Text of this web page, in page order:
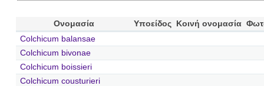
Ονομασία Υποείδος Κοινή ονομασία
Colchicum balansae
Colchicum bivonae
Colchicum boissieri
Colchicum cousturieri